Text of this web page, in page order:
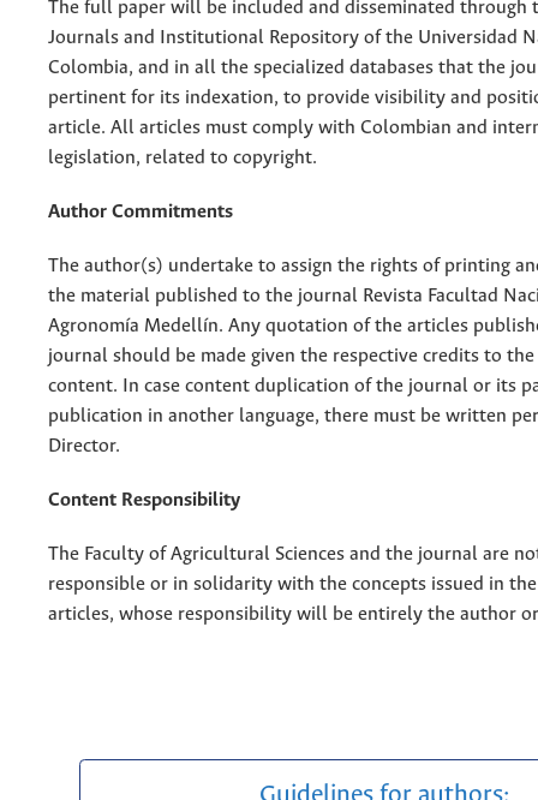
The full paper will be included and disseminated through
Journals and Institutional Repository of the Universidad
Colombia, and in all the specialized databases that the
pertinent for its indexation, to provide visibility and
article. All articles must comply with Colombian and
legislation, related to copyright.
Author Commitments
The author(s) undertake to assign the rights of printing
the material published to the journal Revista Facultad
Agronomía Medellín. Any quotation of the articles
journal should be made given the respective credits to
content. In case content duplication of the journal or its
publication in another language, there must be written
Director.
Content Responsibility
The Faculty of Agricultural Sciences and the journal are
responsible or in solidarity with the concepts issued in
articles, whose responsibility will be entirely the author